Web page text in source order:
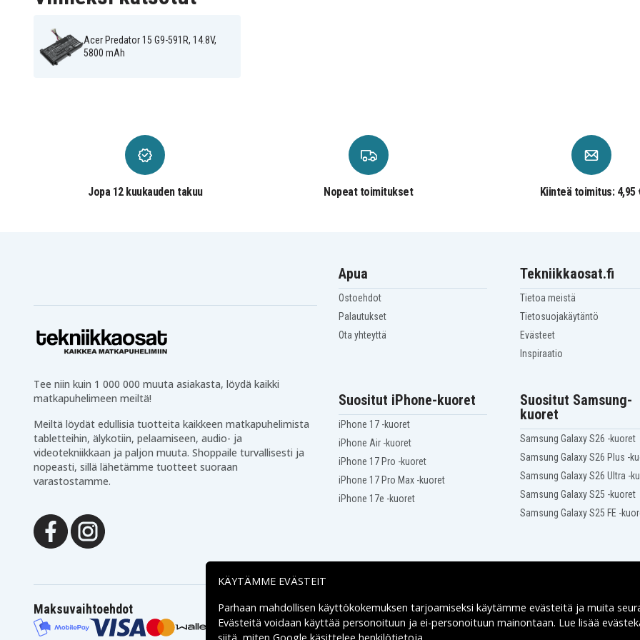
Acer Predator GX-7
Acer Predator 15 G9-591R, 14.8V,
5800 mAh
Jopa 12 kuukauden takuu Nopeat toimitukset Kiinteä toimitus: 4,95
Tee niin kuin 1 000 000 muuta asiakasta, löydä kaikki
matkapuhelimeen meiltä!
Meiltä löydät edullisia tuotteita kaikkeen matkapuhelimista
tabletteihin, älykotiin, pelaamiseen, audio- ja
videotekniikkaan ja paljon muuta. Shoppaile turvallisesti ja
nopeasti, sillä lähetämme tuotteet suoraan
varastostamme.
Apua
Ostoehdot
Palautukset
Ota yhteyttä
Tekniikkaosat.fi
Tietoa meistä
Tietosuojakäytäntö
Evästeet
Inspiraatio
Suositut iPhone-kuoret
iPhone 17 -kuoret
iPhone Air -kuoret
iPhone 17 Pro -kuoret
iPhone 17 Pro Max -kuoret
iPhone 17e -kuoret
Suositut Samsung-
kuoret
Samsung Galaxy S26 -kuoret
Samsung Galaxy S26 Plus -
Samsung Galaxy S26 Ultra -
Samsung Galaxy S25 -kuoret
Samsung Galaxy S25 FE -
Maksuvaihtoehdot Toimitusvaihtoehdot
KÄYTÄMME EVÄSTEIT
Parhaan mahdollisen käyttökokemuksen tarjoamiseksi käytämme evästeitä ja muita
Evästeitä voidaan käyttää personoituun ja ei-personoituun mainontaan. Lue lisää